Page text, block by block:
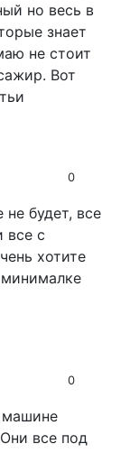
но весь в
знает
не стоит
Вот
0
не будет, все
все с
хотите
0
машине
все под